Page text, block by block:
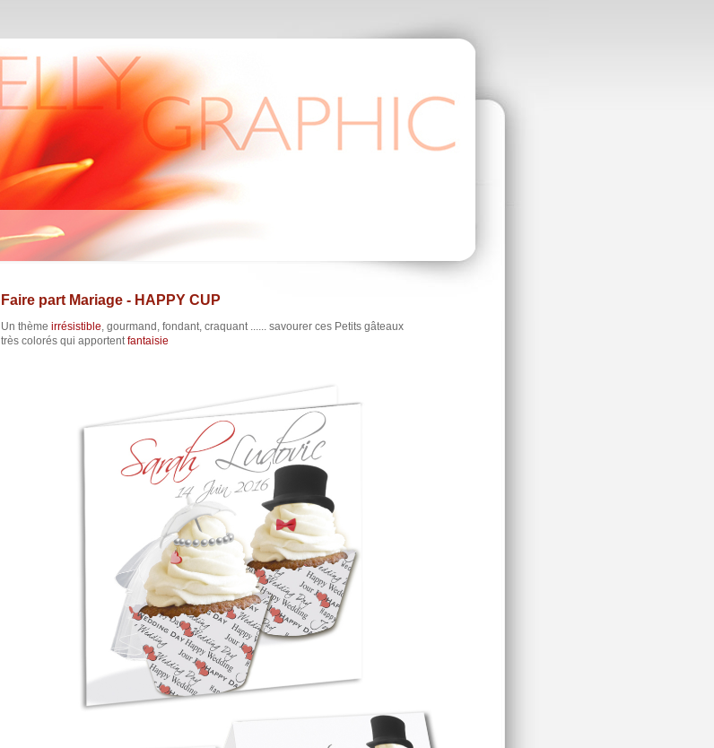
Faire part Mariage - HAPPY CUP
Un thème irrésistible, gourmand, fondant, craquant ...... savourer ces Petits gâteaux
très colorés qui apportentfantaisie